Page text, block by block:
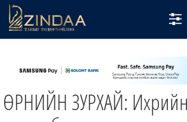
ТВ8
ӨГЛӨӨНИЙ СОНИН
АУДИО ЗОХИОЛ
ӨРНИЙН ЗУРХАЙ: